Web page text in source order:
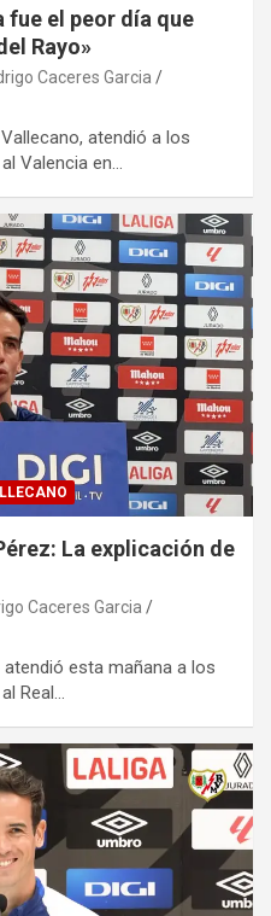
fue el peor día que
Rayo»
Caceres Garcia
atendió a los
Valencia en…
La explicación de
Caceres Garcia
esta mañana a los
Real…